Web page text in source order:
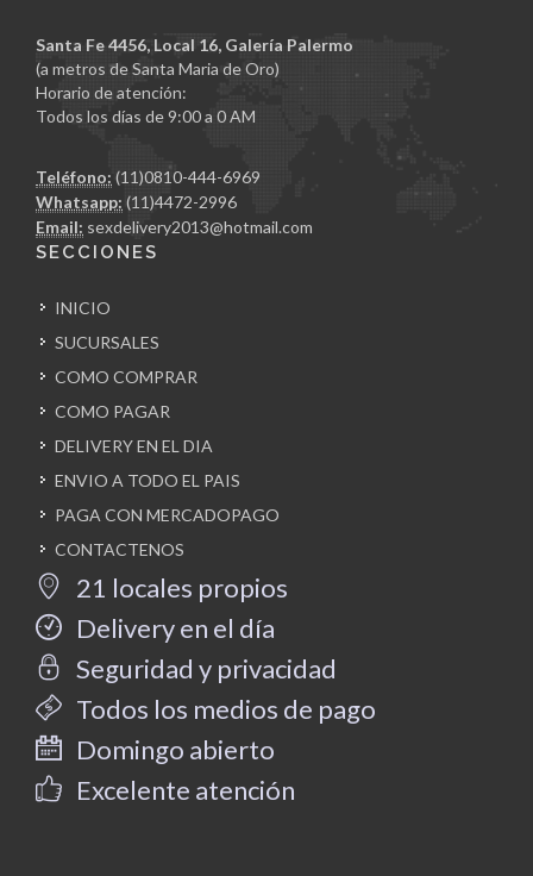
Santa Fe 4456, Local 16, Galería Palermo
(a metros de Santa Maria de Oro)
Horario de atención:
Todos los días de 9:00 a 0 AM
Teléfono: (11)0810-444-6969
Whatsapp: (11)4472-2996
Email: sexdelivery2013@hotmail.com
SECCIONES
INICIO
SUCURSALES
COMO COMPRAR
COMO PAGAR
DELIVERY EN EL DIA
ENVIO A TODO EL PAIS
PAGA CON MERCADOPAGO
CONTACTENOS
21 locales propios
Delivery en el día
Seguridad y privacidad
Todos los medios de pago
Domingo abierto
Excelente atención